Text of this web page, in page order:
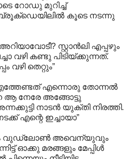
റോഡു മുറിച്ച്
കൂടെ നടന്നു
സ്റ്റാൻലി എപ്പഴും
വഴി കണ്ടു പിടിയ്ക്കുന്നത്.
വഴി തെറ്റും”
എന്നൊരു തോന്നൽ
ആ നേരേ അങ്ങോട്ടു
നാടൻ യുക്തി നിരത്തി.
എന്റെ ഇച്ചായാ”
വുഡ്ലോൺ അവെന്യുവും
ഓക്കു മരങ്ങളും മേപ്പിൾ